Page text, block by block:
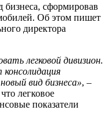
бизнеса, сформировав
Об этом пишет
директора
легковой дивизион.
консолидация
вид бизнеса», –
легковое
показатели